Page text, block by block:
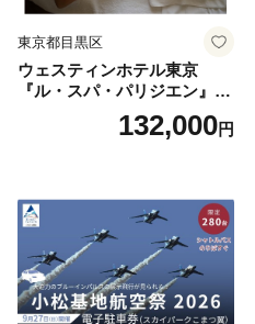
東京都目黒区
ウェスティンホテル東京
『ル・スパ・パリジエン』選
べるボディセラピー90分/1名
132,000円